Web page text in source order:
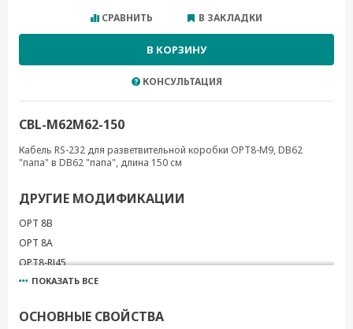
СРАВНИТЬ В ЗАКЛАДКИ
В КОРЗИНУ
КОНСУЛЬТАЦИЯ
CBL-M62M62-150
Кабель RS-232 для разветвительной коробки OPT8-M9, DB62
"папа" в DB62 "папа", длина 150 см
ДРУГИЕ МОДИФИКАЦИИ
OPT 8B
OPT 8A
OPT8-RJ45
OPT8-M9
OPT 8B+
ПОКАЗАТЬ ВСЕ
ОСНОВНЫЕ СВОЙСТВА